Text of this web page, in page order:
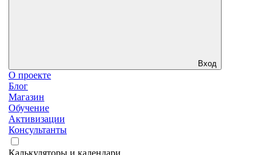
Вход
О проекте
Блог
Магазин
Обучение
Активизации
Консультанты
Калькуляторы и календари